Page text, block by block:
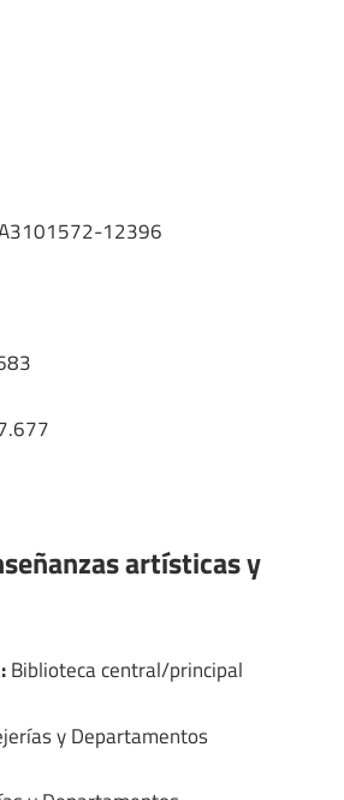
12396
artísticas y
Biblioteca central/principal
y Departamentos